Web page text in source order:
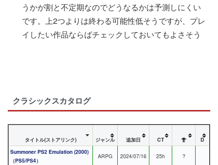
うかが割と不定期なのでどうなるかは予測しにくい
です。上2つよりは終わる可能性低そうですが、プレ
イしたい作品ならばチェックしておいてもよさそう
クラシックスカタログ
タイトル(ストアリンク) ジャンル 追加日 CT
D
Summoner PS2 Emulation (2000)
（PS5/PS4）
ARPG 2024/07/16 25h ?